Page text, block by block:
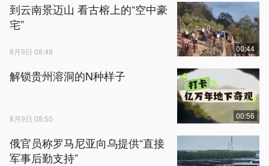
到云南景迈山 看古榕上的“空中豪
宅”
8月9日 08:48 00:44
解锁贵州溶洞的N种样子
8月9日 08:50 00:56
俄官员称罗马尼亚向乌提供“直接
军事后勤支持”